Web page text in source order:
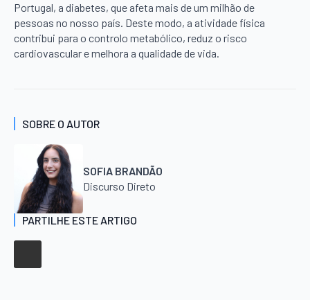
Portugal, a diabetes, que afeta mais de um milhão de
pessoas no nosso país. Deste modo, a atividade física
contribui para o controlo metabólico, reduz o risco
cardiovascular e melhora a qualidade de vida.
SOBRE O AUTOR
SOFIA BRANDÃO
Discurso Direto
PARTILHE ESTE ARTIGO